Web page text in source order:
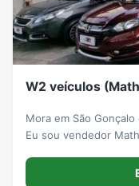
W2 veículos
Mora em São
Eu sou vendedor